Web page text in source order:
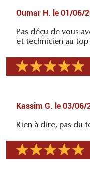
Oumar H. le 01/06/
Pas déçu de vous
et technicien au
Kassim G. le 03/06/
Rien à dire, pas du